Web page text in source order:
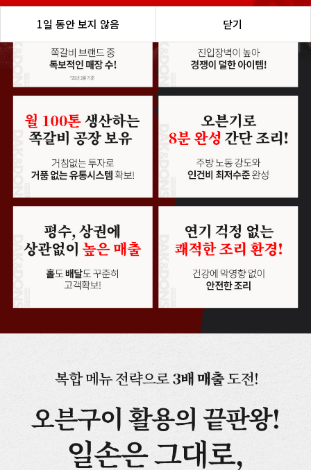
1일 동안 보지 않음 닫기
1일 동안 보지 않음 닫기
1일 동안 보지 않음 닫기
1일 동안 보지 않음 닫기
1일 동안 보지 않음 닫기